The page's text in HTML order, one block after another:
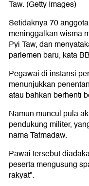
Taw. (Getty Images)
Setidaknya 70
meninggalkan wisma
Pyi Taw, dan
parlemen baru, kata
Pegawai di instansi
menunjukkan
atau bahkan berhenti
Namun muncul pula
pendukung militer,
nama Tatmadaw.
Pawai tersebut
peserta mengusung
rakyat".